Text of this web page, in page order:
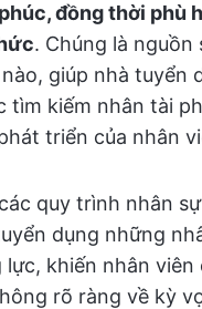
đồng thời phù
. Chúng là nguồn
giúp nhà tuyển
tìm kiếm nhân tài
triển của nhân
quy trình nhân
dụng những
lực, khiến nhân viên
rõ ràng về kỳ